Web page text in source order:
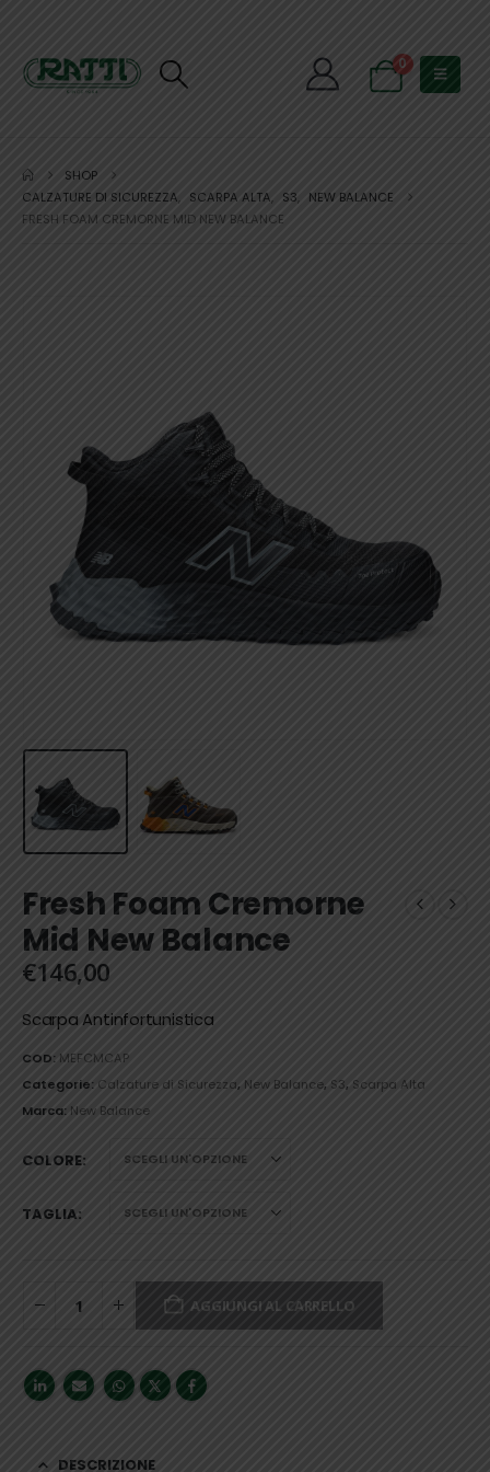
0
SHOP
CALZATURE DI SICUREZZA, SCARPA ALTA, S3, NEW BALANCE
FRESH FOAM CREMORNE MID NEW BALANCE
Fresh Foam Cremorne
Mid New Balance
€146,00
Scarpa Antinfortunistica
COD: MEFCMCAP
Categorie: Calzature di Sicurezza, New Balance, S3, Scarpa Alta
Marca: New Balance
COLORE
TAGLIA
AGGIUNGI AL CARRELLO
DESCRIZIONE